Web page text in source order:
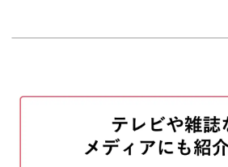
日常のものに取り入れる方法
紙コップに描く